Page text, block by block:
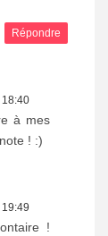
Répondre
18:40
à mes
! :)
!